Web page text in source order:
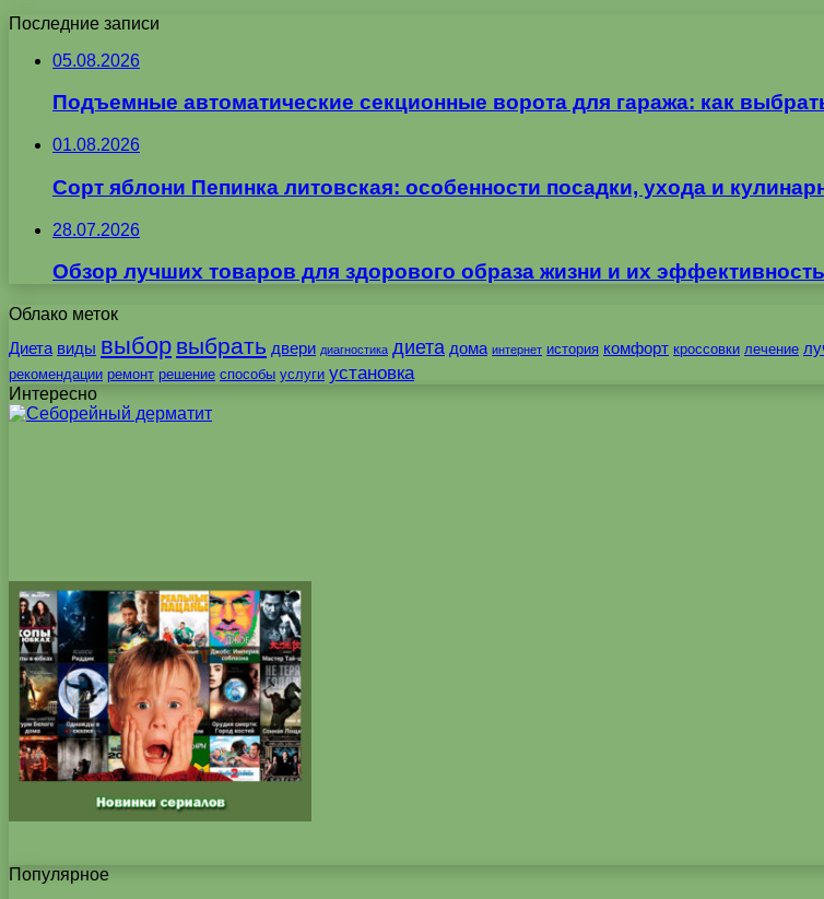
Последние записи
05.08.2026
Подъемные автоматические секционные ворота для гаража: как
01.08.2026
Сорт яблони Пепинка литовская: особенности посадки, ухода и
28.07.2026
Обзор лучших товаров для здорового образа жизни и их эффективность
Облако меток
Диета виды выбор выбрать двери диагностика диета дома интернет история комфорт кроссовки лечение
рекомендации ремонт решение способы услуги установка
Интересно
Популярное